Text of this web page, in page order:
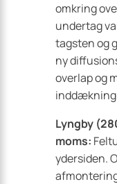
omkring
undertag
tagsten og
ny
overlap og
inddækning
Lyngby
moms:
ydersiden.